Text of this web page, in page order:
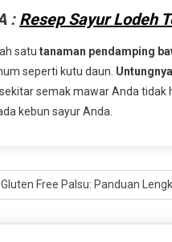
: Resep Sayur Lodeh
satu tanaman pendamping
seperti kutu daun. Untungnya
semak mawar Anda tidak
kebun sayur Anda.
Free Palsu: Panduan